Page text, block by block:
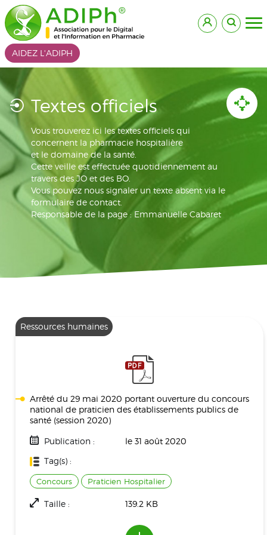
AIDEZ L'ADIPH
Textes officiels
Vous trouverez ici les textes officiels qui
concernent la pharmacie hospitalière
et le domaine de la santé.
Cette veille est effectuée quotidiennement au
travers des JO et des BO.
Vous pouvez nous signaler un texte absent via le
formulaire de contact.
Responsable de la page : Emmanuelle Cabaret
Ressources humaines
Arrêté du 29 mai 2020 portant ouverture du concours
national de praticien des établissements publics de
santé (session 2020)
Publication :
le 31 août 2020
Tag(s) :
Concours Praticien Hospitalier
Taille : 139.2 KB
891